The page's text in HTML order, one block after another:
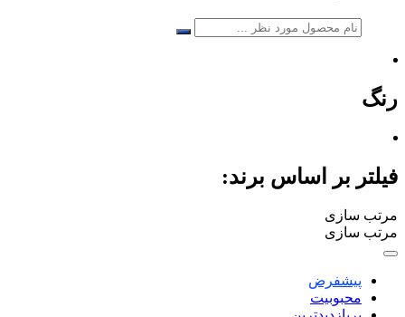
رنگ
فیلتر بر اساس برند:
مرتب سازی
مرتب سازی
پیشفرض
محبوبیت